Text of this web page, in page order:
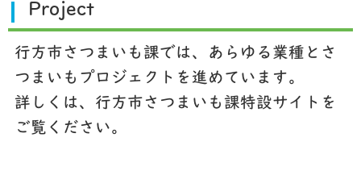
Project
行方市さつまいも課では、あらゆる業種とさ
つまいもプロジェクトを進めています。
詳しくは、行方市さつまいも課特設サイトを
ご覧ください。